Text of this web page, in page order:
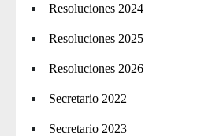
Resoluciones 2024
Resoluciones 2025
Resoluciones 2026
Secretario 2022
Secretario 2023